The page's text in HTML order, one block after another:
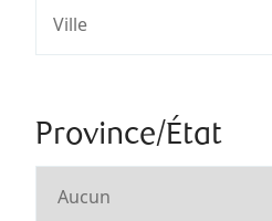
Province/État